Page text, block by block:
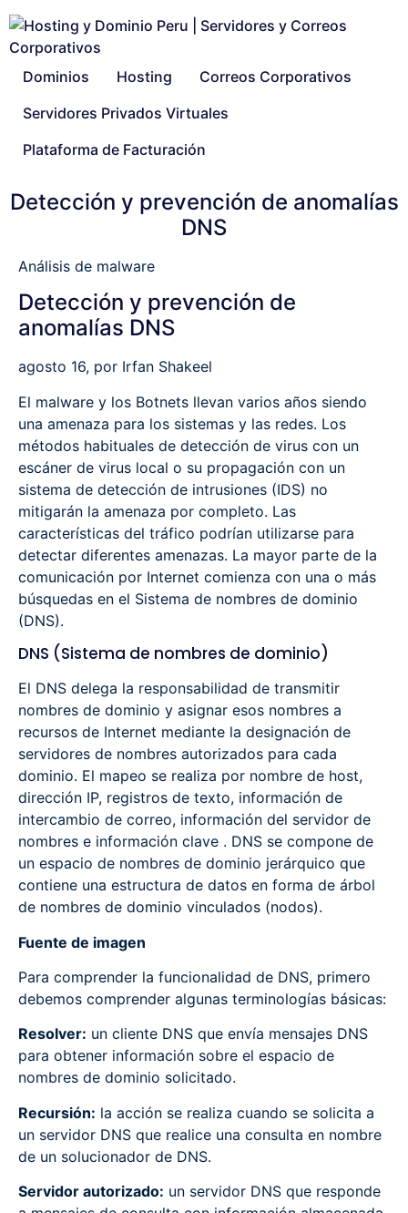
Dominios Hosting
Correos Corporativos
Servidores Privados Virtuales
Plataforma de Facturación
Detección y prevención de anomalías
DNS
Análisis de malware
Detección y prevención de
anomalías DNS
agosto 16, por Irfan Shakeel
El malware y los Botnets llevan varios años siendo
una amenaza para los sistemas y las redes. Los
métodos habituales de detección de virus con un
escáner de virus local o su propagación con un
sistema de detección de intrusiones (IDS) no
mitigarán la amenaza por completo. Las
características del tráfico podrían utilizarse para
detectar diferentes amenazas. La mayor parte de la
comunicación por Internet comienza con una o más
búsquedas en el Sistema de nombres de dominio
(DNS).
DNS (Sistema de nombres de dominio)
El DNS delega la responsabilidad de transmitir
nombres de dominio y asignar esos nombres a
recursos de Internet mediante la designación de
servidores de nombres autorizados para cada
dominio. El mapeo se realiza por nombre de host,
dirección IP, registros de texto, información de
intercambio de correo, información del servidor de
nombres e información clave . DNS se compone de
un espacio de nombres de dominio jerárquico que
contiene una estructura de datos en forma de árbol
de nombres de dominio vinculados (nodos).
Fuente de imagen
Para comprender la funcionalidad de DNS, primero
debemos comprender algunas terminologías básicas:
Resolver: un cliente DNS que envía mensajes DNS
para obtener información sobre el espacio de
nombres de dominio solicitado.
Recursión: la acción se realiza cuando se solicita a
un servidor DNS que realice una consulta en nombre
de un solucionador de DNS.
Servidor autorizado: un servidor DNS que responde